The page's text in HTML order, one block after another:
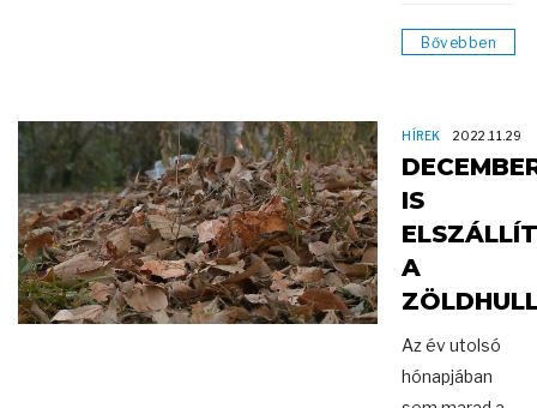
Bővebben
HÍREK 2022.11.29
IS
A
Az év utolsó
hónapjában